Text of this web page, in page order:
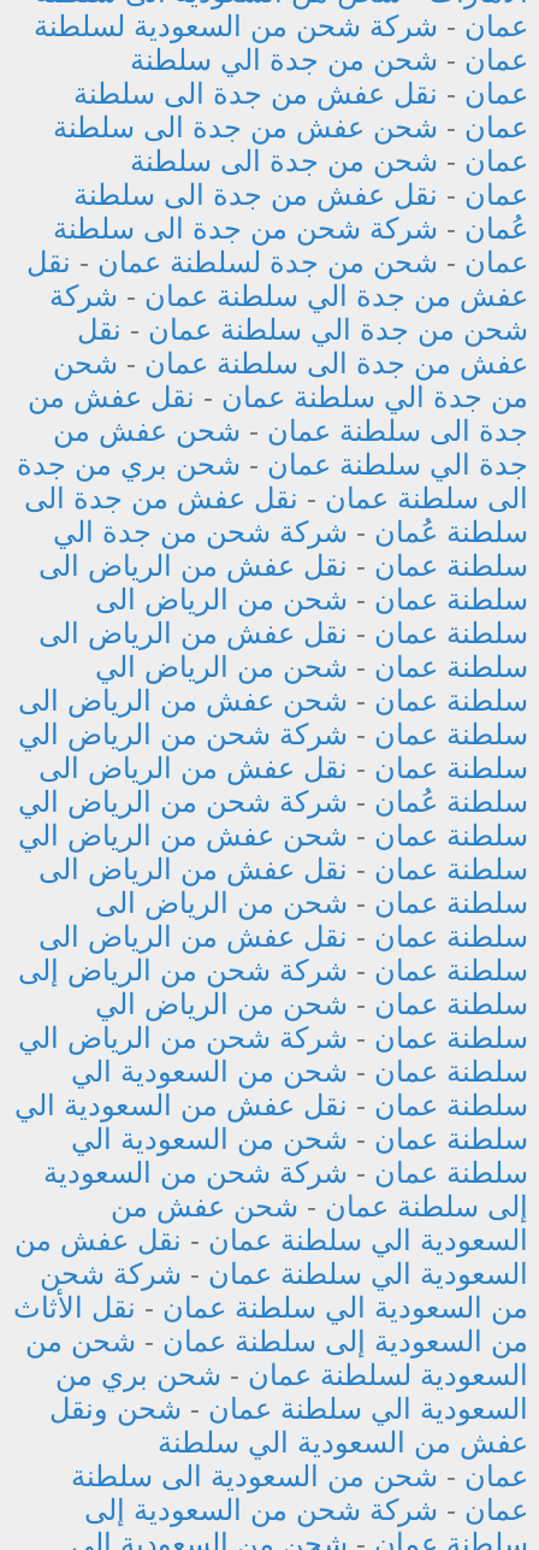
عمان - شركة شحن من السعودية لسلطنة
عمان - شحن من جدة الي سلطنة
عمان - نقل عفش من جدة الى سلطنة
عمان - شحن عفش من جدة الى سلطنة
عمان - شحن من جدة الى سلطنة
عمان - نقل عفش من جدة الى سلطنة
عُمان - شركة شحن من جدة الى سلطنة
عمان - شحن من جدة لسلطنة عمان - نقل
عفش من جدة الي سلطنة عمان - شركة
شحن من جدة الي سلطنة عمان - نقل
عفش من جدة الى سلطنة عمان - شحن
من جدة الي سلطنة عمان - نقل عفش من
جدة الى سلطنة عمان - شحن عفش من
جدة الي سلطنة عمان - شحن بري من جدة
الى سلطنة عمان - نقل عفش من جدة الى
سلطنة عُمان - شركة شحن من جدة الي
سلطنة عمان - نقل عفش من الرياض الى
سلطنة عمان - شحن من الرياض الى
سلطنة عمان - نقل عفش من الرياض الى
سلطنة عمان - شحن من الرياض الي
سلطنة عمان - شحن عفش من الرياض الى
سلطنة عمان - شركة شحن من الرياض الي
سلطنة عمان - نقل عفش من الرياض الى
سلطنة عُمان - شركة شحن من الرياض الي
سلطنة عمان - شحن عفش من الرياض الي
سلطنة عمان - نقل عفش من الرياض الى
سلطنة عمان - شحن من الرياض الى
سلطنة عمان - نقل عفش من الرياض الى
سلطنة عمان - شركة شحن من الرياض إلى
سلطنة عمان - شحن من الرياض الي
سلطنة عمان - شركة شحن من الرياض الي
سلطنة عمان - شحن من السعودية الي
سلطنة عمان - نقل عفش من السعودية الي
سلطنة عمان - شحن من السعودية الي
سلطنة عمان - شركة شحن من السعودية
إلى سلطنة عمان - شحن عفش من
السعودية الي سلطنة عمان - نقل عفش من
السعودية الي سلطنة عمان - شركة شحن
من السعودية الي سلطنة عمان - نقل الأثاث
من السعودية إلى سلطنة عمان - شحن من
السعودية لسلطنة عمان - شحن بري من
السعودية الي سلطنة عمان - شحن ونقل
عفش من السعودية الي سلطنة
عمان - شحن من السعودية الى سلطنة
عمان - شركة شحن من السعودية إلى
سلطنة عمان - شحن من السعودية الي